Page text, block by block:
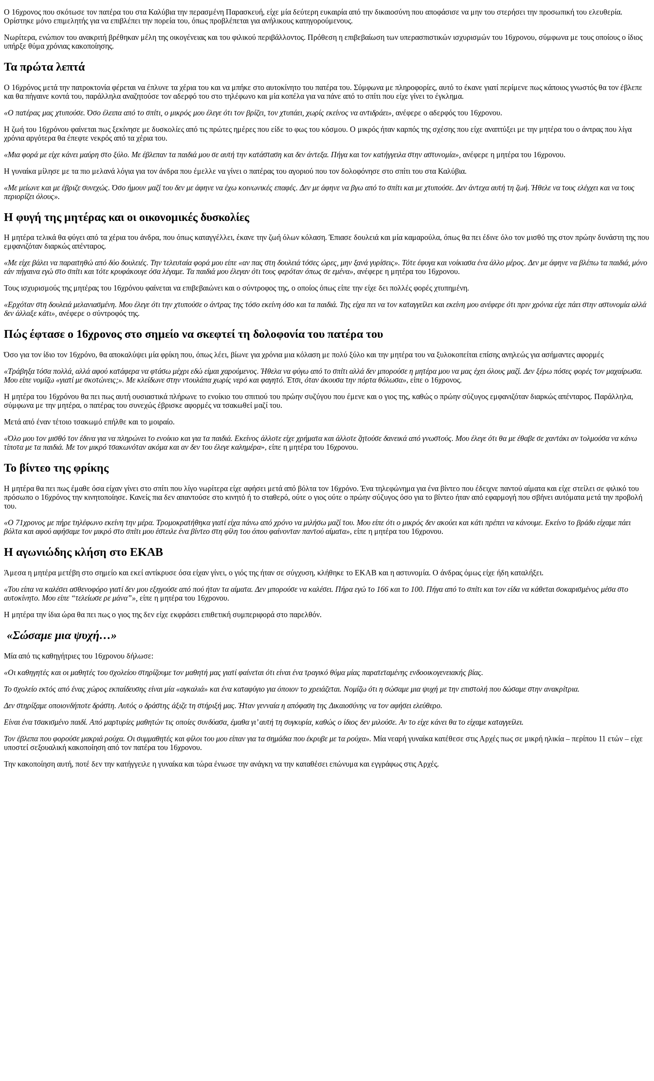
Ο 16χρονος που σκότωσε τον πατέρα του στα Καλύβια την περασμένη Παρασκευή, είχε μία δεύτερη ευκαιρία από την δικαιοσύνη που αποφάσισε να μην του στερήσει την προσωπική του ελευθερία.
Ορίστηκε μόνο επιμελητής για να επιβλέπει την πορεία του, όπως προβλέπεται για ανήλικους κατηγορούμενους.
Νωρίτερα, ενώπιον του ανακριτή βρέθηκαν μέλη της οικογένειας και του φιλικού περιβάλλοντος. Πρόθεση η επιβεβαίωση των υπερασπιστικών ισχυρισμών του 16χρονου, σύμφωνα με τους οποίους ο ίδιος
υπήρξε θύμα χρόνιας κακοποίησης.
Τα πρώτα λεπτά
Ο 16χρόνος μετά την πατροκτονία φέρεται να έπλυνε τα χέρια του και να μπήκε στο αυτοκίνητο του πατέρα του. Σύμφωνα με πληροφορίες, αυτό το έκανε γιατί περίμενε πως κάποιος γνωστός θα τον έβλεπε
και θα πήγαινε κοντά του, παράλληλα αναζητούσε τον αδερφό του στο τηλέφωνο και μία κοπέλα για να πάνε από το σπίτι που είχε γίνει το έγκλημα.
«Ο πατέρας μας χτυπούσε. Όσο έλειπα από το σπίτι, ο μικρός μου έλεγε ότι τον βρίζει, τον χτυπάει, χωρίς εκείνος να αντιδράει», ανέφερε ο αδερφός του 16χρονου.
Η ζωή του 16χρόνου φαίνεται πως ξεκίνησε με δυσκολίες από τις πρώτες ημέρες που είδε το φως του κόσμου. Ο μικρός ήταν καρπός της σχέσης που είχε αναπτύξει με την μητέρα του ο άντρας που λίγα
χρόνια αργότερα θα έπεφτε νεκρός από τα χέρια του.
«Μια φορά με είχε κάνει μαύρη στο ξύλο. Με έβλεπαν τα παιδιά μου σε αυτή την κατάσταση και δεν άντεξα. Πήγα και τον κατήγγειλα στην αστυνομία», ανέφερε η μητέρα του 16χρονου.
Η γυναίκα μίλησε με τα πιο μελανά λόγια για τον άνδρα που έμελλε να γίνει ο πατέρας του αγοριού που τον δολοφόνησε στο σπίτι του στα Καλύβια.
«Με μείωνε και με έβριζε συνεχώς. Όσο ήμουν μαζί του δεν με άφηνε να έχω κοινωνικές επαφές. Δεν με άφηνε να βγω από το σπίτι και με χτυπούσε. Δεν άντεχα αυτή τη ζωή. Ήθελε να τους ελέγχει και να τους
περιορίζει όλους».
Η φυγή της μητέρας και οι οικονομικές δυσκολίες
Η μητέρα τελικά θα φύγει από τα χέρια του άνδρα, που όπως καταγγέλλει, έκανε την ζωή όλων κόλαση. Έπιασε δουλειά και μία καμαρούλα, όπως θα πει έδινε όλο τον μισθό της στον πρώην δυνάστη της που
εμφανιζόταν διαρκώς απένταρος.
«Με είχε βάλει να παραιτηθώ από δύο δουλειές. Την τελευταία φορά μου είπε «αν πας στη δουλειά τόσες ώρες, μην ξανά γυρίσεις». Τότε έφυγα και νοίκιασα ένα άλλο μέρος. Δεν με άφηνε να βλέπω τα παιδιά, μόνο
εάν πήγαινα εγώ στο σπίτι και τότε κρυφάκουγε όσα λέγαμε. Τα παιδιά μου έλεγαν ότι τους φερόταν όπως σε εμένα», ανέφερε η μητέρα του 16χρονου.
Τους ισχυρισμούς της μητέρας του 16χρόνου φαίνεται να επιβεβαιώνει και ο σύντροφος της, ο οποίος όπως είπε την είχε δει πολλές φορές χτυπημένη.
«Ερχόταν στη δουλειά μελανιασμένη. Μου έλεγε ότι την χτυπούσε ο άντρας της τόσο εκείνη όσο και τα παιδιά. Της είχα πει να τον καταγγείλει και εκείνη μου ανέφερε ότι πριν χρόνια είχε πάει στην αστυνομία αλλά
δεν άλλαξε κάτι», ανέφερε ο σύντροφός της.
Πώς έφτασε ο 16χρονος στο σημείο να σκεφτεί τη δολοφονία του πατέρα του
Όσο για τον ίδιο τον 16χρόνο, θα αποκαλύψει μία φρίκη που, όπως λέει, βίωνε για χρόνια μια κόλαση με πολύ ξύλο και την μητέρα του να ξυλοκοπείται επίσης ανηλεώς για ασήμαντες αφορμές
«Τράβηξα τόσα πολλά, αλλά αφού κατάφερα να φτάσω μέχρι εδώ είμαι χαρούμενος. Ήθελα να φύγω από το σπίτι αλλά δεν μπορούσε η μητέρα μου να μας έχει όλους μαζί. Δεν ξέρω πόσες φορές τον μαχαίρωσα.
Μου είπε νομίζω «γιατί με σκοτώνεις;». Με κλείδωνε στην ντουλάπα χωρίς νερό και φαγητό. Έτσι, όταν άκουσα την πόρτα θόλωσα», είπε ο 16χρονος.
Η μητέρα του 16χρόνου θα πει πως αυτή ουσιαστικά πλήρωνε το ενοίκιο του σπιτιού του πρώην συζύγου που έμενε και ο γιος της, καθώς ο πρώην σύζυγος εμφανιζόταν διαρκώς απένταρος. Παράλληλα,
σύμφωνα με την μητέρα, ο πατέρας του συνεχώς έβρισκε αφορμές να τσακωθεί μαζί του.
Μετά από έναν τέτοιο τσακωμό επήλθε και το μοιραίο.
«Όλο μου τον μισθό τον έδινα για να πληρώνει το ενοίκιο και για τα παιδιά. Εκείνος άλλοτε είχε χρήματα και άλλοτε ζητούσε δανεικά από γνωστούς. Μου έλεγε ότι θα με έθαβε σε χαντάκι αν τολμούσα να κάνω
τίποτα με τα παιδιά. Με τον μικρό τσακωνόταν ακόμα και αν δεν του έλεγε καλημέρα», είπε η μητέρα του 16χρονου.
Το βίντεο της φρίκης
Η μητέρα θα πει πως έμαθε όσα είχαν γίνει στο σπίτι που λίγο νωρίτερα είχε αφήσει μετά από βόλτα τον 16χρόνο. Ένα τηλεφώνημα για ένα βίντεο που έδειχνε παντού αίματα και είχε στείλει σε φιλικό του
πρόσωπο ο 16χρόνος την κινητοποίησε. Κανείς πια δεν απαντούσε στο κινητό ή το σταθερό, ούτε ο γιος ούτε ο πρώην σύζυγος όσο για το βίντεο ήταν από εφαρμογή που σβήνει αυτόματα μετά την προβολή
του.
«Ο 71χρονος με πήρε τηλέφωνο εκείνη την μέρα. Τρομοκρατήθηκα γιατί είχα πάνω από χρόνο να μιλήσω μαζί του. Μου είπε ότι ο μικρός δεν ακούει και κάτι πρέπει να κάνουμε. Εκείνο το βράδυ είχαμε πάει
βόλτα και αφού αφήσαμε τον μικρό στο σπίτι μου έστειλε ένα βίντεο στη φίλη του όπου φαίνονταν παντού αίματα», είπε η μητέρα του 16χρονου.
Η αγωνιώδης κλήση στο ΕΚΑΒ
Άμεσα η μητέρα μετέβη στο σημείο και εκεί αντίκρυσε όσα είχαν γίνει, ο γιός της ήταν σε σύγχυση, κλήθηκε το ΕΚΑΒ και η αστυνομία. Ο άνδρας όμως είχε ήδη καταλήξει.
«Του είπα να καλέσει ασθενοφόρο γιατί δεν μου εξηγούσε από πού ήταν τα αίματα. Δεν μπορούσε να καλέσει. Πήρα εγώ το 166 και το 100. Πήγα από το σπίτι και τον είδα να κάθεται σοκαρισμένος μέσα στο
αυτοκίνητο. Μου είπε “τελείωσε ρε μάνα”», είπε η μητέρα του 16χρονου.
Η μητέρα την ίδια ώρα θα πει πως ο γιος της δεν είχε εκφράσει επιθετική συμπεριφορά στο παρελθόν.
«Σώσαμε μια ψυχή…»
Μία από τις καθηγήτριες του 16χρονου δήλωσε:
«Οι καθηγητές και οι μαθητές του σχολείου στηρίζουμε τον μαθητή μας γιατί φαίνεται ότι είναι ένα τραγικό θύμα μίας παρατεταμένης ενδοοικογενειακής βίας.
Το σχολείο εκτός από ένας χώρος εκπαίδευσης είναι μία «αγκαλιά» και ένα καταφύγιο για όποιον το χρειάζεται. Νομίζω ότι η σώσαμε μια ψυχή με την επιστολή που δώσαμε στην ανακρίτρια.
Δεν στηρίξαμε οποιονδήποτε δράστη. Αυτός ο δράστης άξιζε τη στήριξή μας. Ήταν γενναία η απόφαση της Δικαιοσύνης να τον αφήσει ελεύθερο.
Είναι ένα τσακισμένο παιδί. Από μαρτυρίες μαθητών τις οποίες συνδύασα, έμαθα γι’ αυτή τη συγκυρία, καθώς ο ίδιος δεν μιλούσε. Αν το είχε κάνει θα το είχαμε καταγγείλει.
Τον έβλεπα που φορούσε μακριά ρούχα. Οι συμμαθητές και φίλοι του μου είπαν για τα σημάδια που έκρυβε με τα ρούχα». Μία νεαρή γυναίκα κατέθεσε στις Αρχές πως σε μικρή ηλικία – περίπου 11 ετών – είχε
υποστεί σεξουαλική κακοποίηση από τον πατέρα του 16χρονου.
Την κακοποίηση αυτή, ποτέ δεν την κατήγγειλε η γυναίκα και τώρα ένιωσε την ανάγκη να την καταθέσει επώνυμα και εγγράφως στις Αρχές.